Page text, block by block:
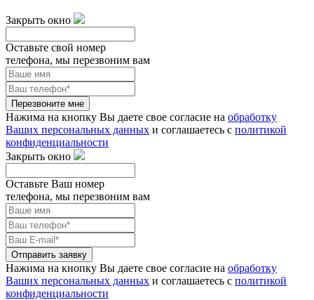
Закрыть окно
Оставьте свой номер
телефона, мы перезвоним вам
Перезвоните мне
Нажима на кнопку Вы даете свое согласие на обработку
Ваших персональных данных и соглашаетесь с политикой
конфиденциальности
Закрыть окно
Оставьте Ваш номер
телефона, мы перезвоним вам
Отправить заявку
Нажима на кнопку Вы даете свое согласие на обработку
Ваших персональных данных и соглашаетесь с политикой
конфиденциальности